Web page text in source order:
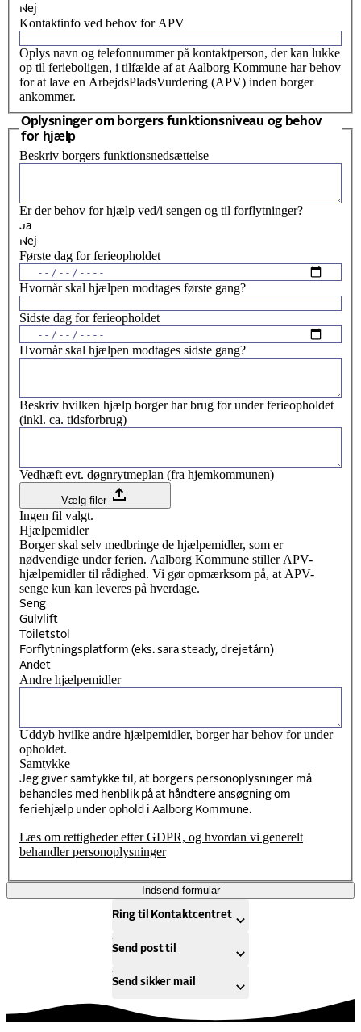
Nej
Kontaktinfo ved behov for APV
Oplys navn og telefonnummer på kontaktperson, der kan lukke
op til ferieboligen, i tilfælde af at Aalborg Kommune har behov
for at lave en ArbejdsPladsVurdering (APV) inden borger
ankommer.
Oplysninger om borgers funktionsniveau og behov
for hjælp
Beskriv borgers funktionsnedsættelse
Er der behov for hjælp ved/i sengen og til forflytninger?
Ja
Nej
Første dag for ferieopholdet
Hvornår skal hjælpen modtages første gang?
Sidste dag for ferieopholdet
Hvornår skal hjælpen modtages sidste gang?
Beskriv hvilken hjælp borger har brug for under ferieopholdet
(inkl. ca. tidsforbrug)
Vedhæft evt. døgnrytmeplan (fra hjemkommunen)
Vælg filer
Ingen fil valgt.
Hjælpemidler
Borger skal selv medbringe de hjælpemidler, som er
nødvendige under ferien. Aalborg Kommune stiller APV-
hjælpemidler til rådighed. Vi gør opmærksom på, at APV-
senge kun kan leveres på hverdage.
Seng
Gulvlift
Toiletstol
Forflytningsplatform (eks. sara steady, drejetårn)
Andet
Andre hjælpemidler
Uddyb hvilke andre hjælpemidler, borger har behov for under
opholdet.
Samtykke
Jeg giver samtykke til, at borgers personoplysninger må
behandles med henblik på at håndtere ansøgning om
feriehjælp under ophold i Aalborg Kommune.
Læs om rettigheder efter GDPR, og hvordan vi generelt
behandler personoplysninger
Indsend formular
Ring til Kontaktcentret
Send post til
Send sikker mail